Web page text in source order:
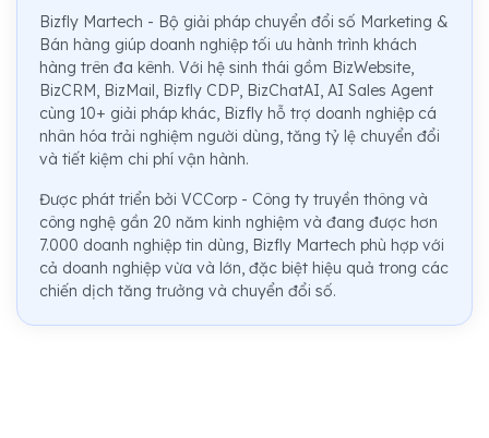
Bizfly Martech - Bộ giải pháp chuyển đổi số Marketing &
Bán hàng giúp doanh nghiệp tối ưu hành trình khách
hàng trên đa kênh. Với hệ sinh thái gồm BizWebsite,
BizCRM, BizMail, Bizfly CDP, BizChatAI, AI Sales Agent
cùng 10+ giải pháp khác, Bizfly hỗ trợ doanh nghiệp cá
nhân hóa trải nghiệm người dùng, tăng tỷ lệ chuyển đổi
và tiết kiệm chi phí vận hành.
Được phát triển bởi VCCorp - Công ty truyền thông và
công nghệ gần 20 năm kinh nghiệm và đang được hơn
7.000 doanh nghiệp tin dùng, Bizfly Martech phù hợp với
cả doanh nghiệp vừa và lớn, đặc biệt hiệu quả trong các
chiến dịch tăng trưởng và chuyển đổi số.